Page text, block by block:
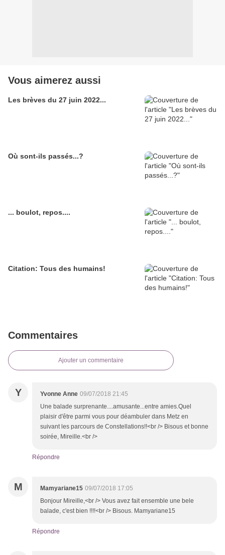
Vous aimerez aussi
Les brèves du 27 juin 2022...
Où sont-ils passés...?
... boulot, repos....
Citation: Tous des humains!
Commentaires
Ajouter un commentaire
Y Yvonne Anne 09/07/2018 21:45
Une balade surprenante....amusante...entre amies.Quel
plaisir d'être parmi vous pour déambuler dans Metz en
suivant les parcours de Constellations!!<br /> Bisous et bonne
soirée, Mireille.<br />
Répondre
M Mamyariane15 09/07/2018 17:05
Bonjour Mireille,<br /> Vous avez fait ensemble une bele
balade, c'est bien !!!!<br /> Bisous. Mamyariane15
Répondre